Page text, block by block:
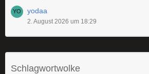
yodaa
2. August 2026 um 18:29
Schlagwortwolke